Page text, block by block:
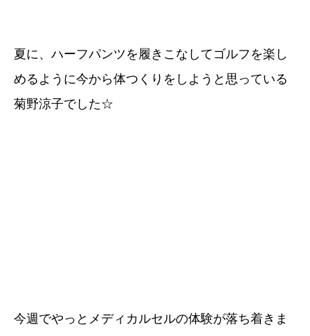
夏に、ハーフパンツを履きこなしてゴルフを楽し
めるように今から体つくりをしようと思っている
菊野涼子でした☆
今週でやっとメディカルセルの体験が落ち着きま